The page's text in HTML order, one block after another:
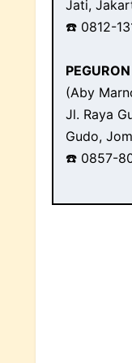
Jati,
☎️ 0812-
(Aby
Jl. Raya
Gudo,
☎️ 0857-